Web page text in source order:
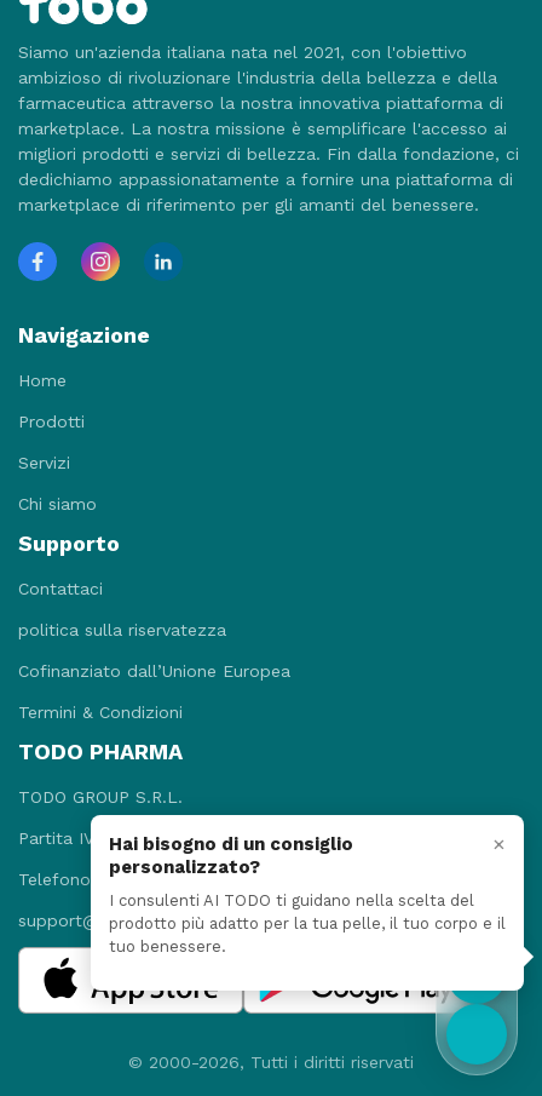
Hai bisogno di un consiglio
personalizzato?
×
I consulenti AI TODO ti guidano nella scelta del
prodotto più adatto per la tua pelle, il tuo corpo e il
tuo benessere.
Siamo un'azienda italiana nata nel 2021, con l'obiettivo
ambizioso di rivoluzionare l'industria della bellezza e della
farmaceutica attraverso la nostra innovativa piattaforma di
marketplace. La nostra missione è semplificare l'accesso ai
migliori prodotti e servizi di bellezza. Fin dalla fondazione, ci
dedichiamo appassionatamente a fornire una piattaforma di
marketplace di riferimento per gli amanti del benessere.
Navigazione
Home
Prodotti
Servizi
Chi siamo
Supporto
Contattaci
politica sulla riservatezza
Cofinanziato dall’Unione Europea
Termini & Condizioni
TODO PHARMA
TODO GROUP S.R.L.
Partita IVA: 09781131215
Telefono: +3908118920052
support@todopharma.it
© 2000-2026, Tutti i diritti riservati